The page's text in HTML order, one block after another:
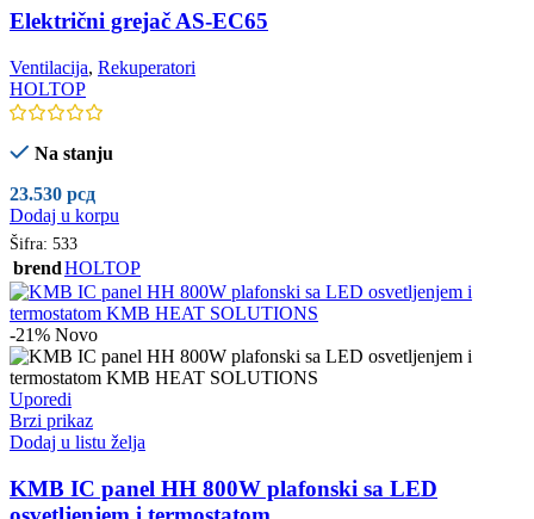
Električni grejač AS-EC65
Ventilacija, Rekuperatori
HOLTOP
Na stanju
23.530 рсд
Dodaj u korpu
Šifra: 533
brendHOLTOP
-21% Novo
Uporedi
Brzi prikaz
Dodaj u listu želja
KMB IC panel HH 800W plafonski sa LED